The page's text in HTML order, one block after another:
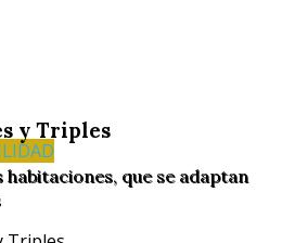
y Triples
que se adaptan